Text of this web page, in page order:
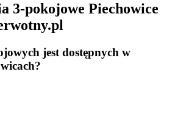
3-pokojowe Piechowice
jest dostępnych w